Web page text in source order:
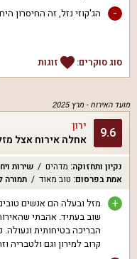
- הג'קוזי נזל, זה החיסרון
סוג סוקרים: זוגות
מועד האירוח -מרץ 2025
9.6 ירון
אחלה אירוח אצל
נקיון ותחזוקה: מדהים שירות
אמת בפרסום: טוב מאוד תמורה
+
מזל ובעלה הם אנשים
שוב בעתיד. אהבתי
הבריכה בטיחותית
קרוב למירון וגם ולטבריה